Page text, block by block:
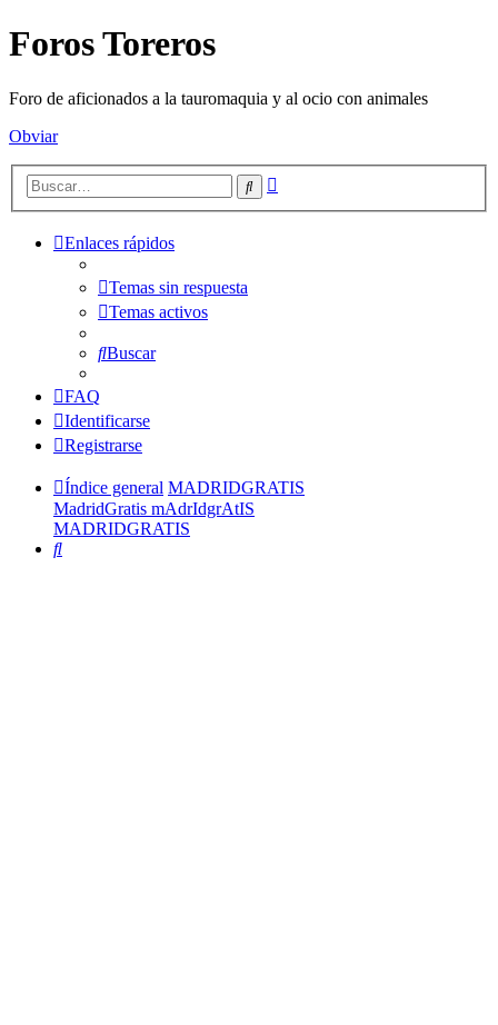
Foros Toreros
Foro de aficionados a la tauromaquia y al ocio con animales
Obviar
Buscar
Enlaces rápidos
Temas sin respuesta
Temas activos
Buscar
FAQ
Identificarse
Registrarse
Índice general MADRIDGRATIS
MadridGratis mAdrIdgrAtIS
MADRIDGRATIS
Buscar